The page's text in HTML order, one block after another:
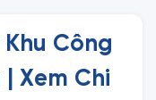
Công
Xem Chi